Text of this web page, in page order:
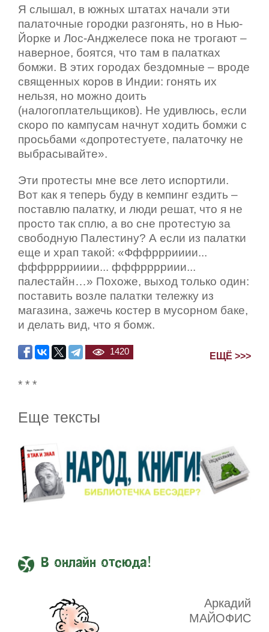
Я слышал, в южных штатах начали эти
палаточные городки разгонять, но в Нью-
Йорке и Лос-Анджелесе пока не трогают –
наверное, боятся, что там в палатках
бомжи. В этих городах бездомные – вроде
священных коров в Индии: гонять их
нельзя, но можно доить
(налогоплательщиков). Не удивлюсь, если
скоро по кампусам начнут ходить бомжи с
просьбами «допротестуете, палаточку не
выбрасывайте».
Эти протесты мне все лето испортили.
Вот как я теперь буду в кемпинг ездить –
поставлю палатку, и люди решат, что я не
просто так сплю, а во сне протестую за
свободную Палестину? А если из палатки
еще и храп такой: «Фффрррииии...
фффррррииии... фффрррриии...
палестайн…» Похоже, выход только один:
поставить возле палатки тележку из
магазина, зажечь костер в мусорном баке,
и делать вид, что я бомж.
1420 ЕЩЁ >>>
* * *
Еще тексты
В онлайн отсюда!
Аркадий
МАЙОФИС